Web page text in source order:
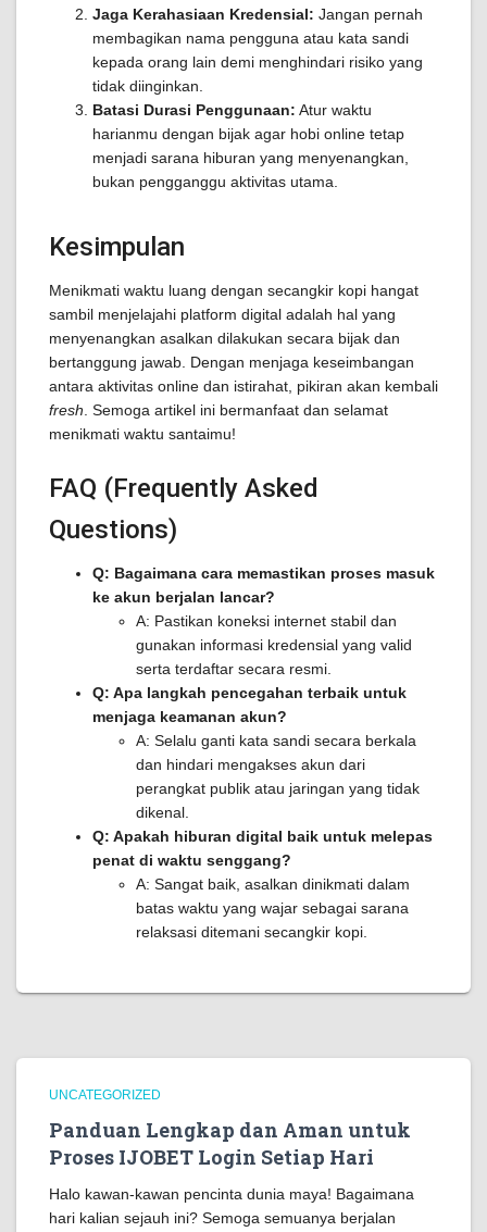
Jaga Kerahasiaan Kredensial: Jangan pernah
membagikan nama pengguna atau kata sandi
kepada orang lain demi menghindari risiko yang
tidak diinginkan.
Batasi Durasi Penggunaan: Atur waktu
harianmu dengan bijak agar hobi online tetap
menjadi sarana hiburan yang menyenangkan,
bukan pengganggu aktivitas utama.
Kesimpulan
Menikmati waktu luang dengan secangkir kopi hangat
sambil menjelajahi platform digital adalah hal yang
menyenangkan asalkan dilakukan secara bijak dan
bertanggung jawab. Dengan menjaga keseimbangan
antara aktivitas online dan istirahat, pikiran akan kembali
fresh . Semoga artikel ini bermanfaat dan selamat
menikmati waktu santaimu!
FAQ (Frequently Asked
Questions)
Q: Bagaimana cara memastikan proses masuk
ke akun berjalan lancar?
A: Pastikan koneksi internet stabil dan
gunakan informasi kredensial yang valid
serta terdaftar secara resmi.
Q: Apa langkah pencegahan terbaik untuk
menjaga keamanan akun?
A: Selalu ganti kata sandi secara berkala
dan hindari mengakses akun dari
perangkat publik atau jaringan yang tidak
dikenal.
Q: Apakah hiburan digital baik untuk melepas
penat di waktu senggang?
A: Sangat baik, asalkan dinikmati dalam
batas waktu yang wajar sebagai sarana
relaksasi ditemani secangkir kopi.
UNCATEGORIZED
Panduan Lengkap dan Aman untuk
Proses IJOBET Login Setiap Hari
Halo kawan-kawan pencinta dunia maya! Bagaimana
hari kalian sejauh ini? Semoga semuanya berjalan